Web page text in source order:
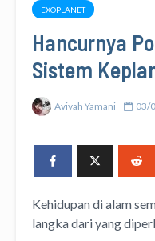
EXOPLANET
Hancurnya
Sistem
Avivah Yamani 03/
Kehidupan di alam
langka dari yang